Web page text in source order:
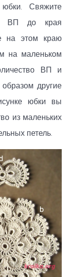
Свяжите
ВП до края
на этом краю
на маленьком
ВП и
другие
юбки вы
из маленьких
петель.